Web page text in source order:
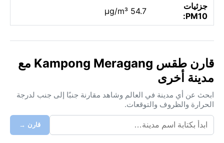
جزئيات
PM10:
54.7 µg/m³
قارن طقس Kampong Meragang مع
مدينة أخرى
ابحث عن أي مدينة في العالم وشاهد مقارنة جنبًا إلى جنب لدرجة
الحرارة والظروف والتوقعات.
قارن →